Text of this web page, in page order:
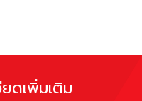
ดเพิ่มเติม